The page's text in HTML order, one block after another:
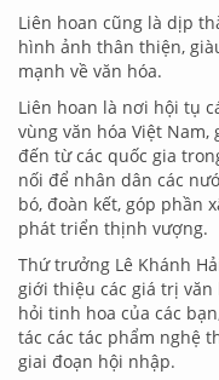
Liên hoan cũng là dịp
hình ảnh thân thiện,
mạnh về văn hóa.
Liên hoan là nơi hội tụ
vùng văn hóa Việt
đến từ các quốc gia
nối để nhân dân các
bó, đoàn kết, góp phần
phát triển thịnh vượng.
Thứ trưởng Lê Khánh
giới thiệu các giá trị văn
hỏi tinh hoa của các
tác các tác phẩm nghệ
giai đoạn hội nhập.